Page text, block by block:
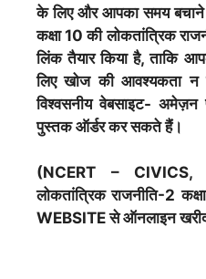
के लिए और आपका समय
कक्षा 10 की लोकतांत्रिक
लिंक तैयार किया है, ताकि
लिए खोज की आवश्यकता न
विश्वसनीय वेबसाइट-
पुस्तक ऑर्डर कर सकते हैं।
(NCERT – CIVICS,
लोकतांत्रिक राजनीति-2
WEBSITE से ऑनलाइन